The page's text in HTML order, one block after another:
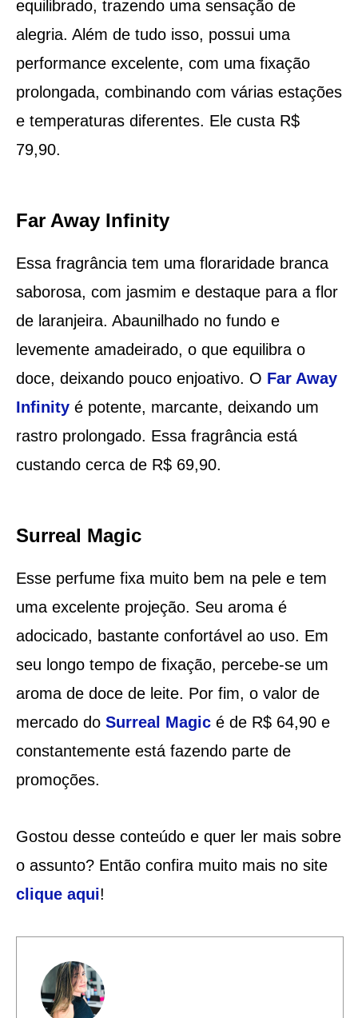
equilibrado, trazendo uma sensação de
alegria. Além de tudo isso, possui uma
performance excelente, com uma fixação
prolongada, combinando com várias estações
e temperaturas diferentes. Ele custa R$
79,90.
Far Away Infinity
Essa fragrância tem uma floraridade branca
saborosa, com jasmim e destaque para a flor
de laranjeira. Abaunilhado no fundo e
levemente amadeirado, o que equilibra o
doce, deixando pouco enjoativo. O Far Away
Infinityé potente, marcante, deixando um
rastro prolongado. Essa fragrância está
custando cerca de R$ 69,90.
Surreal Magic
Esse perfume fixa muito bem na pele e tem
uma excelente projeção. Seu aroma é
adocicado, bastante confortável ao uso. Em
seu longo tempo de fixação, percebe-se um
aroma de doce de leite. Por fim, o valor de
mercado do Surreal Magicé de R$ 64,90 e
constantemente está fazendo parte de
promoções.
Gostou desse conteúdo e quer ler mais sobre
o assunto? Então confira muito mais no site
clique aqui!